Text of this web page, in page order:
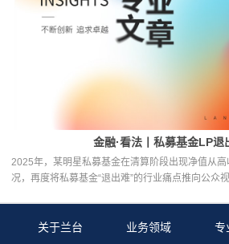
金融·看法丨私募基金LP退
2025年，某明星私募基金在清算阶段出现净值从
况，再度将私募基金“退出难”的行业痛点推向公众
关于兰台 业务领域 专